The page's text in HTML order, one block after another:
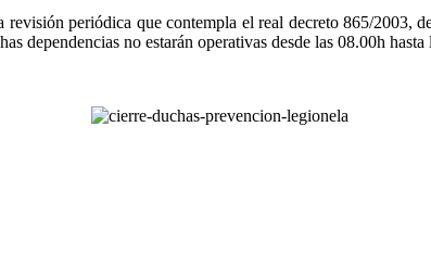
revisión periódica que contempla el real decreto 865/
dependencias no estarán operativas desde las 08.00h